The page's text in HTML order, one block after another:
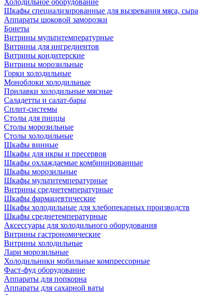
Холодильное оборудование
Шкафы специализированные для вызревания мяса, сыра
Аппараты шоковой заморозки
Бонеты
Витрины мультитемпературные
Витрины для ингредиентов
Витрины кондитерские
Витрины морозильные
Горки холодильные
Моноблоки холодильные
Прилавки холодильные мясные
Саладетты и салат-бары
Сплит-системы
Столы для пиццы
Столы морозильные
Столы холодильные
Шкафы винные
Шкафы для икры и пресервов
Шкафы охлаждаемые комбинированные
Шкафы морозильные
Шкафы мультитемпературные
Витрины среднетемпературные
Шкафы фармацевтические
Шкафы холодильные для хлебопекарных производств
Шкафы среднетемпературные
Аксессуары для холодильного оборудования
Витрины гастрономические
Витрины холодильные
Лари морозильные
Холодильники мобильные компрессорные
Фаст-фуд оборудование
Аппараты для попкорна
Аппараты для сахарной ваты